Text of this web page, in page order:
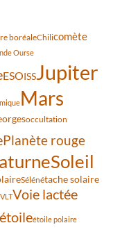
boréaleChilicomète
Ourse
ESOISSJupiter
Mars
occultation
Planète rouge
Soleil
Sélénétache solaire
VLTVoie lactée
étoileétoile polaire